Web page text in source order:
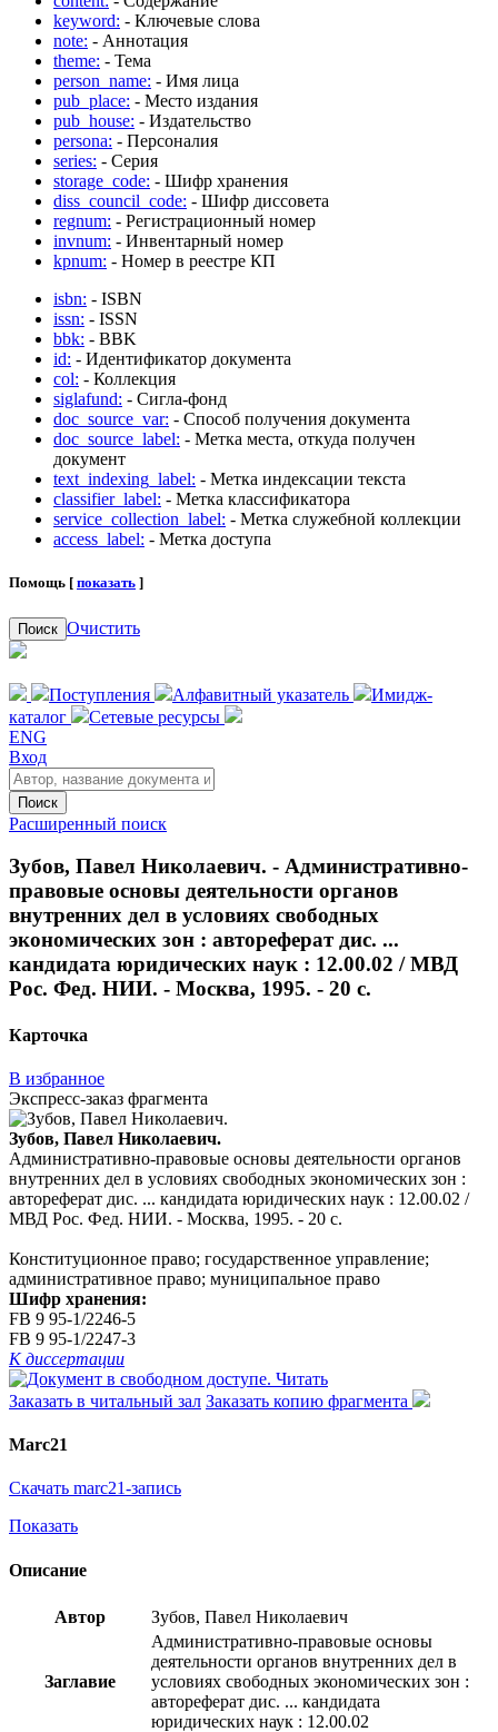
keyword: - Ключевые слова
note: - Аннотация
theme: - Тема
person_name: - Имя лица
pub_place: - Место издания
pub_house: - Издательство
persona: - Персоналия
series: - Серия
storage_code: - Шифр хранения
diss_council_code: - Шифр диссовета
regnum: - Регистрационный номер
invnum: - Инвентарный номер
kpnum: - Номер в реестре КП
isbn: - ISBN
issn: - ISSN
bbk: - BBK
id: - Идентификатор документа
col: - Коллекция
siglafund: - Сигла-фонд
doc_source_var: - Способ получения документа
doc_source_label: - Метка места, откуда получен
документ
text_indexing_label: - Метка индексации текста
classifier_label: - Метка классификатора
service_collection_label: - Метка служебной коллекции
access_label: - Метка доступа
Помощь [ показать ]
Поиск Очистить
Поступления Алфавитный указатель
Имидж-
каталог
Сетевые ресурсы
ENG
Вход
Поиск
Расширенный поиск
Зубов, Павел Николаевич. - Административно-
правовые основы деятельности органов
внутренних дел в условиях свободных
экономических зон : автореферат дис. ...
кандидата юридических наук : 12.00.02 / МВД
Рос. Фед. НИИ. - Москва, 1995. - 20 с.
Карточка
В избранное
Экспресс-заказ фрагмента
Зубов, Павел Николаевич.
Административно-правовые основы деятельности органов
внутренних дел в условиях свободных экономических зон :
автореферат дис. ... кандидата юридических наук : 12.00.02 /
МВД Рос. Фед. НИИ. - Москва, 1995. - 20 с.
Конституционное право; государственное управление;
административное право; муниципальное право
Шифр хранения:
FB 9 95-1/2246-5
FB 9 95-1/2247-3
К диссертации
Читать
Заказать в читальный зал Заказать копию фрагмента
Marc21
Скачать marc21-запись
Показать
Описание
Автор Зубов, Павел Николаевич
Заглавие
Административно-правовые основы
деятельности органов внутренних дел в
условиях свободных экономических зон :
автореферат дис. ... кандидата
юридических наук : 12.00.02